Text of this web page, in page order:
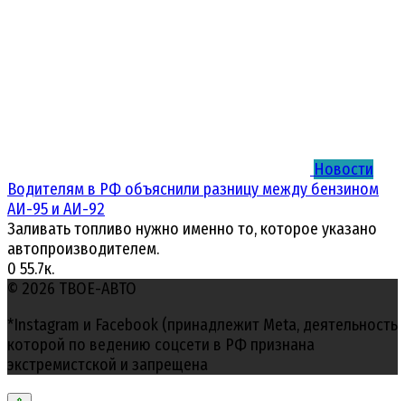
Новости
Водителям в РФ объяснили разницу между бензином
АИ-95 и АИ-92
Заливать топливо нужно именно то, которое указано
автопроизводителем.
0 55.7к.
© 2026 ТВОЕ-АВТО
*Instagram и Facebook (принадлежит Meta, деятельность
которой по ведению соцсети в РФ признана
экстремистской и запрещена